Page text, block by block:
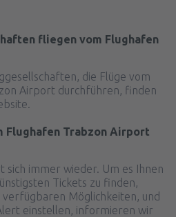
fliegen vom Flughafen
die Flüge vom
Airport durchführen, finden
Flughafen Trabzon Airport
sich immer wieder. Um es Ihnen
Tickets zu finden,
Möglichkeiten, und
einstellen, informieren wir